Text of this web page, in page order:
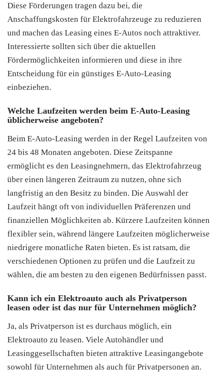
Diese Förderungen tragen dazu bei, die
Anschaffungskosten für Elektrofahrzeuge zu reduzieren
und machen das Leasing eines E-Autos noch attraktiver.
Interessierte sollten sich über die aktuellen
Fördermöglichkeiten informieren und diese in ihre
Entscheidung für ein günstiges E-Auto-Leasing
einbeziehen.
Welche Laufzeiten werden beim E-Auto-Leasing
üblicherweise angeboten?
Beim E-Auto-Leasing werden in der Regel Laufzeiten von
24 bis 48 Monaten angeboten. Diese Zeitspanne
ermöglicht es den Leasingnehmern, das Elektrofahrzeug
über einen längeren Zeitraum zu nutzen, ohne sich
langfristig an den Besitz zu binden. Die Auswahl der
Laufzeit hängt oft von individuellen Präferenzen und
finanziellen Möglichkeiten ab. Kürzere Laufzeiten können
flexibler sein, während längere Laufzeiten möglicherweise
niedrigere monatliche Raten bieten. Es ist ratsam, die
verschiedenen Optionen zu prüfen und die Laufzeit zu
wählen, die am besten zu den eigenen Bedürfnissen passt.
Kann ich ein Elektroauto auch als Privatperson
leasen oder ist das nur für Unternehmen möglich?
Ja, als Privatperson ist es durchaus möglich, ein
Elektroauto zu leasen. Viele Autohändler und
Leasinggesellschaften bieten attraktive Leasingangebote
sowohl für Unternehmen als auch für Privatpersonen an.